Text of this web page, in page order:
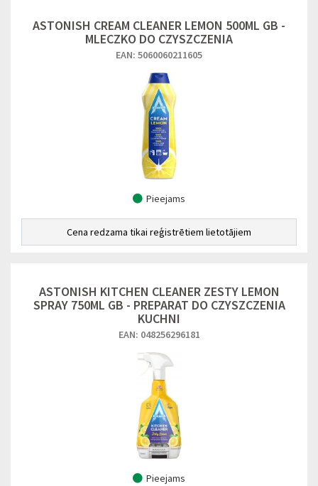
ASTONISH CREAM CLEANER LEMON 500ML GB -
MLECZKO DO CZYSZCZENIA
EAN: 5060060211605
Pieejams
Cena redzama tikai reģistrētiem lietotājiem
ASTONISH KITCHEN CLEANER ZESTY LEMON
SPRAY 750ML GB - PREPARAT DO CZYSZCZENIA
KUCHNI
EAN: 048256296181
Pieejams